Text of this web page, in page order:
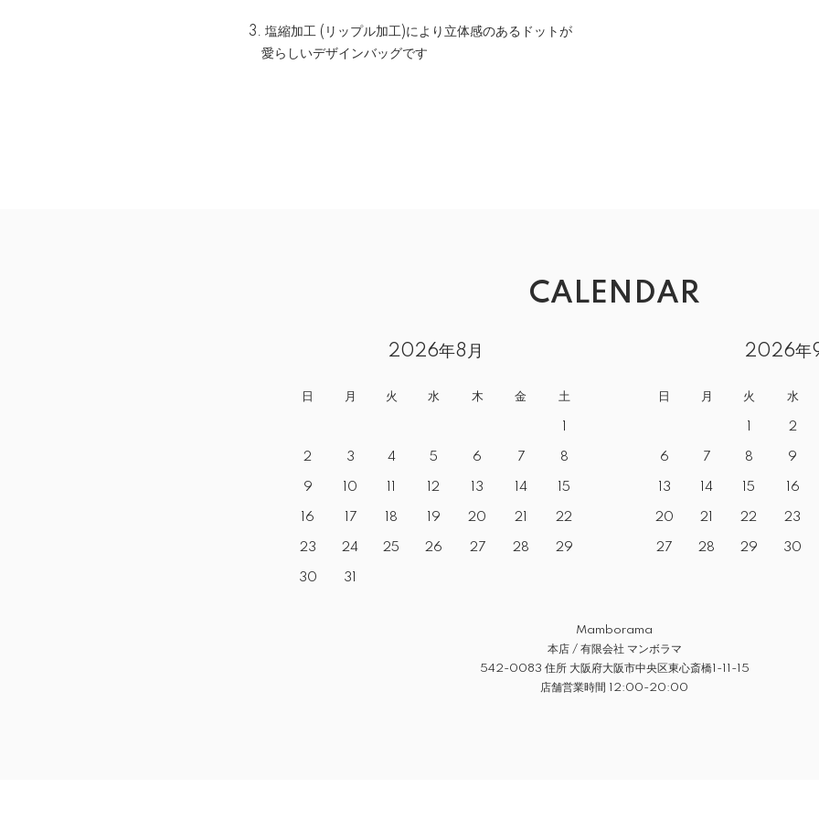
3. 塩縮加工 (リップル加工)により立体感のあるドットが
愛らしいデザインバッグです
CALENDAR
2026年8月
日 月 火 水 木 金 土
2 3 4 5 6 7 8
9 10 12 13 14 15
16 17 18 19 20 21 22
23 24 25 26 27 28 29
30 31
2026年
日 月 火 水
2
6 7 8 9
13 14 15 16
20 21 22 23
27 28 29 30
Mamborama
本店 / 有限会社 マンボラマ
542-0083 住所 大阪府大阪市中央区東心斎橋1-11-15
店舗営業時間 12:00-20:00